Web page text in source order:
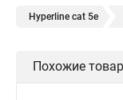
Hyperline cat 5e
Hyperline cat
Похожие